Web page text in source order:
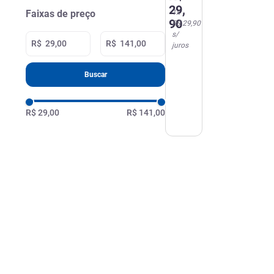
Faixas de preço
R$ R$
Buscar
R$ 29,00 R$ 141,00
Men
H-55
Preto
60ml
29,
90
1x
R$ 29,90
s/
juros